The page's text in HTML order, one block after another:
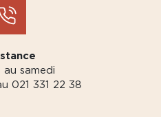
au samedi
021 331 22 38